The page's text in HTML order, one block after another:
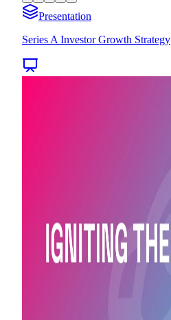
Presentation
Series A Investor Growth Strategy